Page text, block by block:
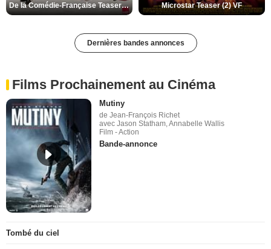
De la Comédie-Française Teaser (3) VF Microstar Teaser (2) VF
Dernières bandes annonces
Films Prochainement au Cinéma
Mutiny
de Jean-François Richet
avec Jason Statham, Annabelle Wallis
Film - Action
Bande-annonce
Tombé du ciel